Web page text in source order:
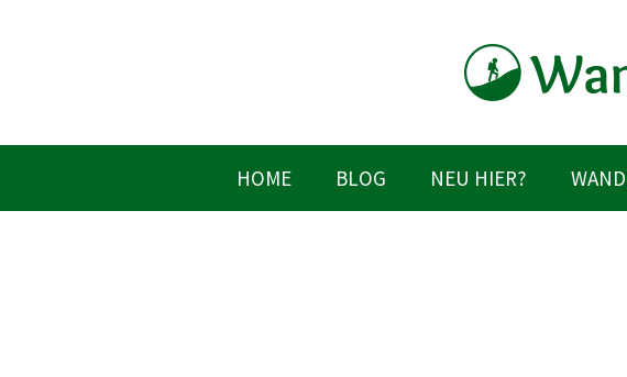
HOME BLOG NEU HIER?